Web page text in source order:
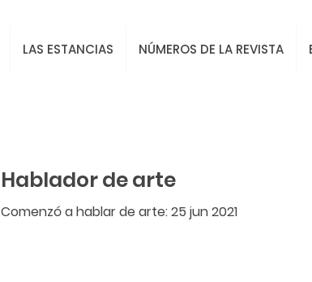
LAS ESTANCIAS NÚMEROS DE LA REVISTA
Hablador de arte
Comenzó a hablar de arte: 25 jun 2021